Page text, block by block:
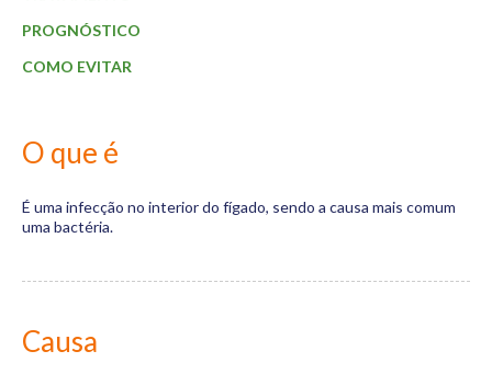
PROGNÓSTICO
COMO EVITAR
O que é
É uma infecção no interior do fígado, sendo a causa mais comum
uma bactéria.
Causa